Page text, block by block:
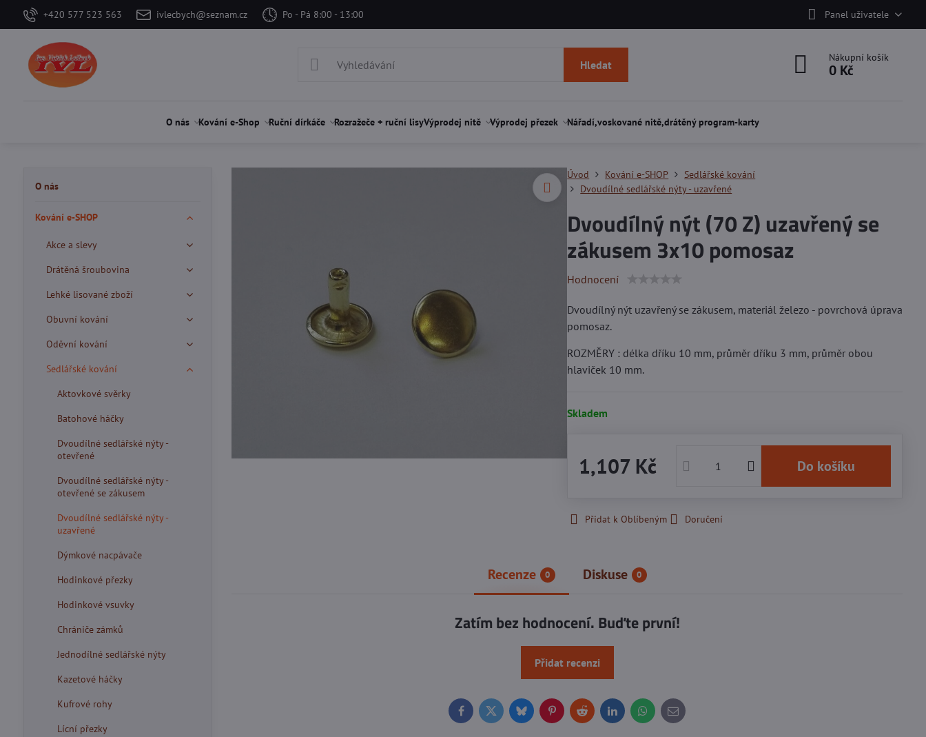
+420 577 523 563 ivlecbych@seznam.cz Po - Pá 8:00 - 13:00 Panel uživatele
Hledat
Nákupní košík
0 Kč
O nás Kování e-Shop Ruční dírkáče Rozražeče + ruční lisyVýprodej nitě Výprodej přezek Nářadí,voskované nitě,drátěný program-karty
Úvod Kování e-SHOP
Sedlářské kování
Dvoudílné sedlářské nýty - uzavřené
Dvoudílný nýt (70 Z) uzavřený se
zákusem 3x10 pomosaz
Hodnocení
Dvoudílný nýt uzavřený se zákusem, materiál železo - povrchová úprava
pomosaz.
ROZMĚRY : délka dříku 10 mm, průměr dříku 3 mm, průměr obou
hlaviček 10 mm.
Skladem
1,107 Kč Do košíku
Přidat k Oblíbeným Doručení
Recenze 0 Diskuse 0
Zatím bez hodnocení. Buďte první!
Přidat recenzi
FacebookTwitterBlueskyPinterestRedditLinkedInWhatsApp
E-
mail
O nás
Kování e-SHOP
Akce a slevy
Drátěná šroubovina
Lehké lisované zboží
Obuvní kování
Oděvní kování
Sedlářské kování
Aktovkové svěrky
Batohové háčky
Dvoudílné sedlářské nýty -
otevřené
Dvoudílné sedlářské nýty -
otevřené se zákusem
Dvoudílné sedlářské nýty -
uzavřené
Dýmkové nacpávače
Hodinkové přezky
Hodinkové vsuvky
Chrániče zámků
Jednodílné sedlářské nýty
Kazetové háčky
Kufrové rohy
Lícní přezky